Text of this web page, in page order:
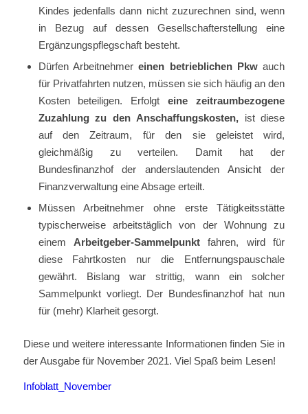
Kindes jedenfalls dann nicht zuzurechnen sind, wenn
in Bezug auf dessen Gesellschafterstellung eine
Ergänzungspflegschaft besteht.
Dürfen Arbeitnehmereinen betrieblichen Pkw auch
für Privatfahrten nutzen, müssen sie sich häufig an den
Kosten beteiligen. Erfolgt eine zeitraumbezogene
Zuzahlung zu den Anschaffungskosten,ist diese
auf den Zeitraum, für den sie geleistet wird,
gleichmäßig zu verteilen. Damit hat der
Bundesfinanzhof der anderslautenden Ansicht der
Finanzverwaltung eine Absage erteilt.
Müssen Arbeitnehmer ohne erste Tätigkeitsstätte
typischerweise arbeitstäglich von der Wohnung zu
einem Arbeitgeber-Sammelpunkt fahren, wird für
diese Fahrtkosten nur die Entfernungspauschale
gewährt. Bislang war strittig, wann ein solcher
Sammelpunkt vorliegt. Der Bundesfinanzhof hat nun
für (mehr) Klarheit gesorgt.
Diese und weitere interessante Informationen finden Sie in
der Ausgabe für November 2021. Viel Spaß beim Lesen!
Infoblatt_November